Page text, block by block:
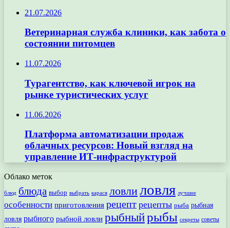
21.07.2026
Ветеринарная служба клиники, как забота о
состоянии питомцев
11.07.2026
Турагентство, как ключевой игрок на
рынке туристических услуг
11.06.2026
Платформа автоматизации продаж
облачных ресурсов: Новый взгляд на
управление ИТ-инфраструктурой
Облако меток
блюд блюда выбор выбрать карася ловлиловля лучшие
особенности приготовления рецепт рецепты рыба рыбная
ловля рыбного рыбной ловли рыбныйрыбы секреты советы